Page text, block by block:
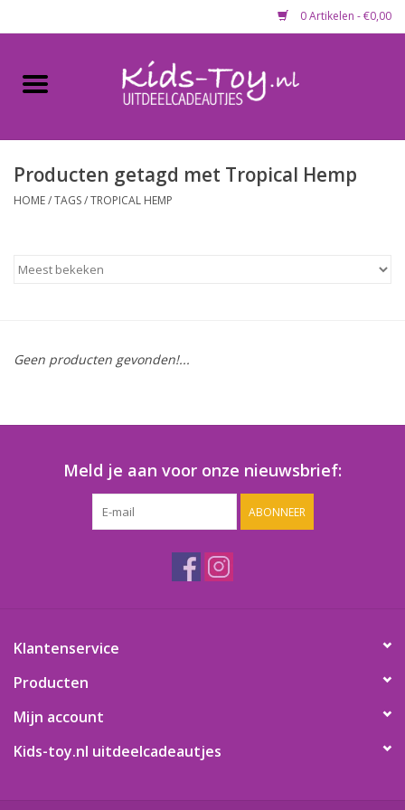
0 Artikelen - €0,00
Home
Gevulde capsules & mixen
Maandaanbieding
Lege capsules
Speelgoedpakketten
Gevulde capsules & mixen
Snoep / kauwgomballen
Producten getagd met Tropical Hemp
HOME/TAGS/TROPICAL HEMP
Geen producten gevonden!...
Meld je aan voor onze nieuwsbrief:
ABONNEER
Klantenservice
Producten
Mijn account
Kids-toy.nl uitdeelcadeautjes